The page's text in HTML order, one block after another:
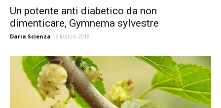
Un potente anti diabetico da non
dimenticare, Gymnema sylvestre
Daria Scienza 16 Marzo 2018